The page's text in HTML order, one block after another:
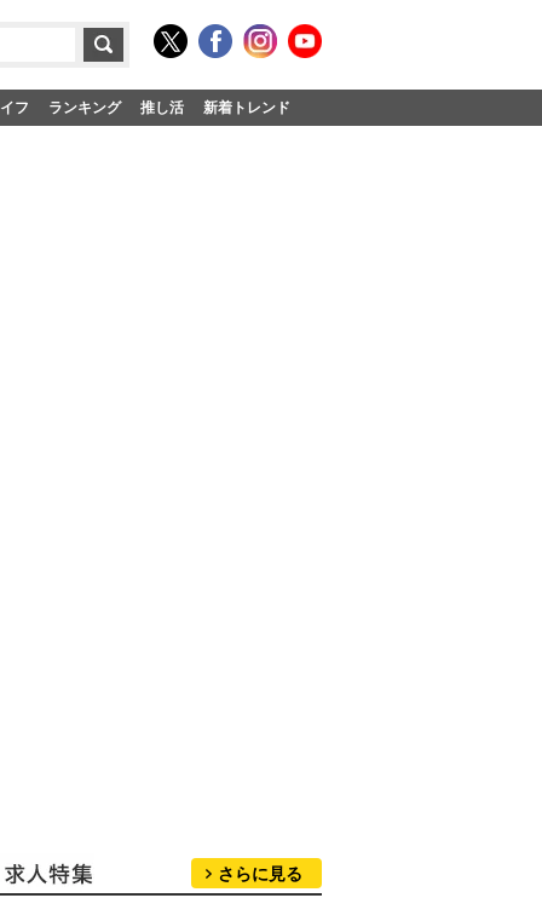
フ ランキング 推し活 新着トレンド
さらに見る